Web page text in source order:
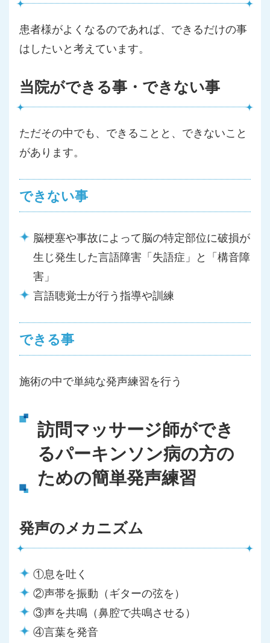
患者様がよくなるのであれば、できるだけの事
はしたいと考えています。
当院ができる事・できない事
ただその中でも、できることと、できないこと
があります。
できない事
脳梗塞や事故によって脳の特定部位に破損が
生じ発生した言語障害「失語症」と「構音障
害」
言語聴覚士が行う指導や訓練
できる事
施術の中で単純な発声練習を行う
訪問マッサージ師ができ
るパーキンソン病の方の
ための簡単発声練習
発声のメカニズム
①息を吐く
②声帯を振動（ギターの弦を）
③声を共鳴（鼻腔で共鳴させる）
④言葉を発音